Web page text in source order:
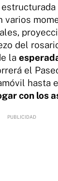
varios
del
la
el
hasta
con los